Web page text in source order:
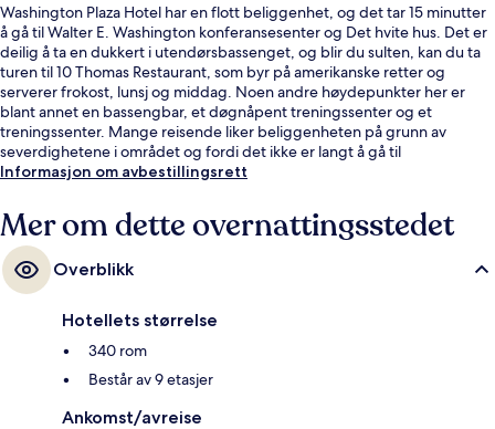
Washington Plaza Hotel har en flott beliggenhet, og det tar 15 minutter
å gå til Walter E. Washington konferansesenter og Det hvite hus. Det er
deilig å ta en dukkert i utendørsbassenget, og blir du sulten, kan du ta
turen til 10 Thomas Restaurant, som byr på amerikanske retter og
serverer frokost, lunsj og middag. Noen andre høydepunkter her er
blant annet en bassengbar, et døgnåpent treningssenter og et
treningssenter. Mange reisende liker beliggenheten på grunn av
severdighetene i området og fordi det ikke er langt å gå til
kollektivtransport. Det tar 7 minutter å gå til McPherson Sq. Station og
Informasjon om avbestillingsrett
Mer om dette overnattingsstedet
Overblikk
Hotellets størrelse
340 rom
Består av 9 etasjer
Ankomst/avreise